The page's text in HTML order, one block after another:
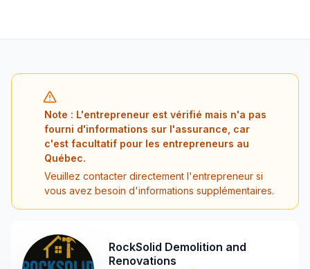
Note : L'entrepreneur est vérifié mais n'a pas
fourni d'informations sur l'assurance, car
c'est facultatif pour les entrepreneurs au
Québec.
Veuillez contacter directement l'entrepreneur si
vous avez besoin d'informations supplémentaires.
RockSolid Demolition and
Renovations